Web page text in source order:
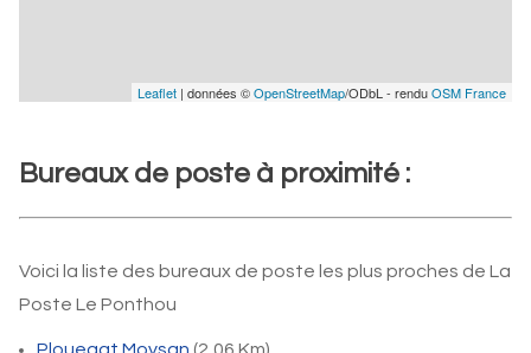
Leaflet | données ©OpenStreetMap/ODbL - renduOSM France
Bureaux de poste à proximité :
Voici la liste des bureaux de poste les plus proches de La
Poste Le Ponthou